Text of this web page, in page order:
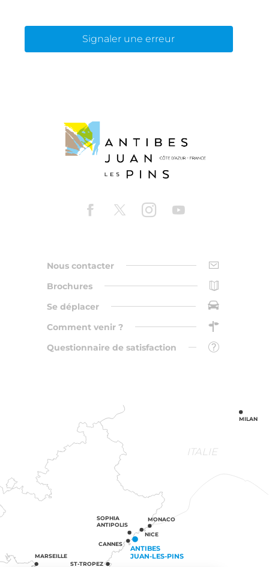
Signaler une erreur
Nous contacter
Brochures
Se déplacer
Comment venir ?
Questionnaire de satisfaction
ITALIE
ST-TROPEZ
MARSEILLE
CANNES
ANTIBES
JUAN-LES-PINS
SOPHIA
ANTIPOLIS
NICE
MONACO
MILAN